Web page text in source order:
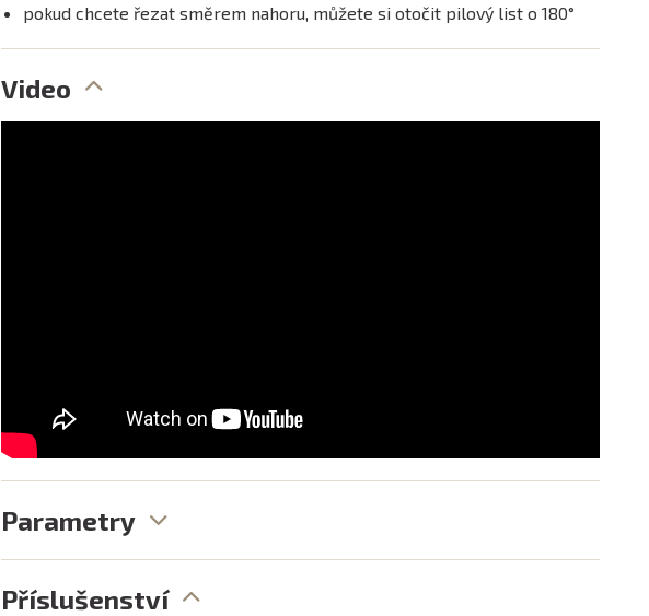
pokud chcete řezat směrem nahoru, můžete si otočit pilový list o 180°
Video
Parametry
Příslušenství